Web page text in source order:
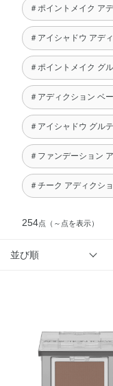
＃ポイントメイク ア
＃アイシャドウ アデ
＃ポイントメイク グ
＃アディクション ベ
＃アイシャドウ グル
＃ファンデーション
＃チーク アディクシ
254点 （～点を表示）
並び順